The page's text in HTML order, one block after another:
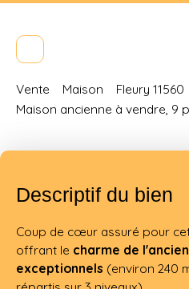
Vente Maison
Fleury 11560
Maison ancienne à vendre, 9
Descriptif du bien
Coup de cœur assuré pour
offrant le charme de
exceptionnels (environ 240